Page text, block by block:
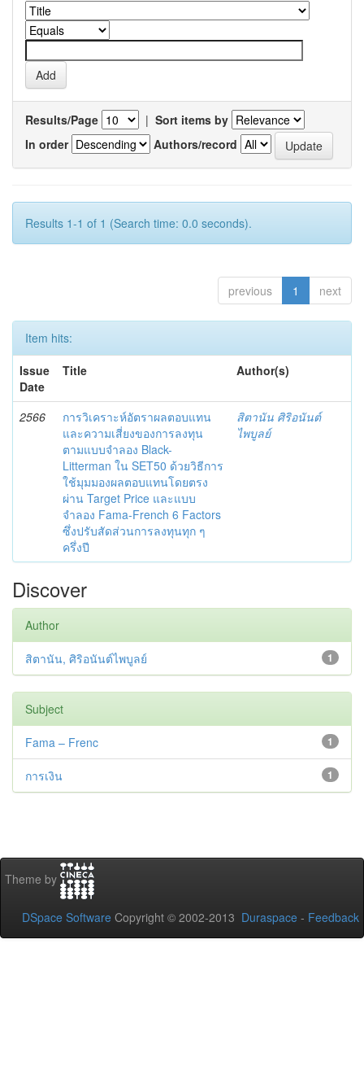
Results/Page | Sort items by
In order
Authors/record
Results 1-1 of 1 (Search time: 0.0 seconds).
previous 1 next
Item hits:
Issue
Date
Title Author(s)
2566
การวิเคราะห์อัตราผลตอบแทน
และความเสี่ยงของการลงทุน
ตามแบบจำลอง Black-
Litterman ใน SET50 ด้วยวิธีการ
ใช้มุมมองผลตอบแทนโดยตรง
ผ่าน Target Price และแบบ
จำลอง Fama-French 6 Factors
ซึ่งปรับสัดส่วนการลงทุนทุก ๆ
ครึ่งปี
สิตานัน ศิริอนันต์
ไพบูลย์
Discover
Author
1
สิตานัน, ศิริอนันต์ไพบูลย์
Subject
1
Fama – Frenc
1
การเงิน
Theme by
DSpace Software Copyright © 2002-2013 Duraspace - Feedback